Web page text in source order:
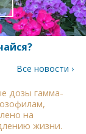
Все новости ›
дозы гамма-
на
жизни.